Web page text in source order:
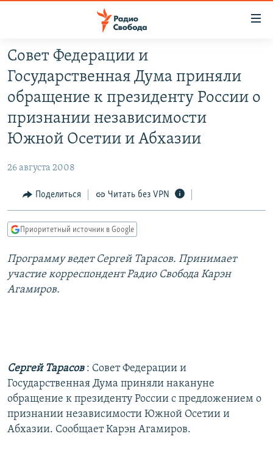
упрощенного
доступа
Вернуться
основному
содержанию
навигации
Вернутся
ПРОГРАММЫ
ПОДКАСТЫ
АВТОРСКИЕ ПРОЕКТЫ
ЦИТАТЫ СВОБОДЫ
КУЛЬТУРА
IDEL.РЕАЛИИ
КАВКАЗ.РЕАЛИИ
СЕВЕР.РЕАЛИИ
СИБИРЬ.РЕАЛИИ
РАСПИСАНИЕ ВЕЩАНИЯ
Все сайты РСЕ/РС
Совет Федерации и
Государственная Дума приняли
обращение к президенту России о
признании независимости
Южной Осетии и Абхазии
26 августа 2008
Поделиться Читать без VPN
Приоритетный источник в Google
Программу ведет Сергей Тарасов. Принимает
участие корреспондент Радио Свобода Карэн
Агамиров.
Сергей Тарасов : Совет Федерации и
Государственная Дума приняли накануне
обращение к президенту России с предложением о
признании независимости Южной Осетии и
Абхазии. Сообщает Карэн Агамиров.